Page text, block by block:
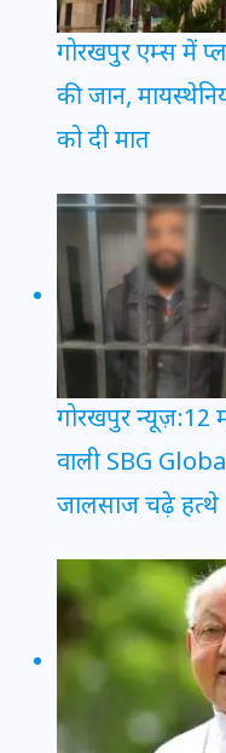
गोरखपुर एम्स में
की जान,
को दी मात
गोरखपुर न्यूज़:12
वाली SBG
जालसाज चढ़े हत्थे